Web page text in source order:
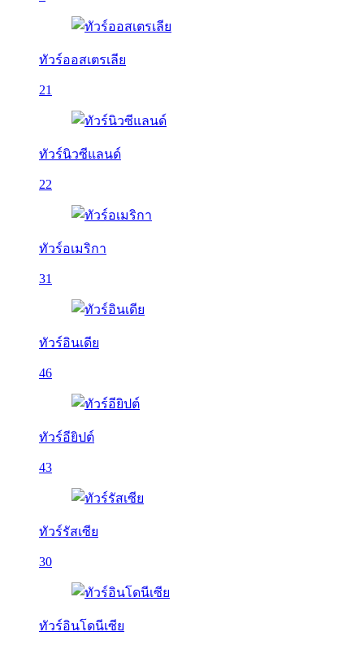
ทัวร์ออสเตรเลีย
21
ทัวร์นิวซีแลนด์
22
ทัวร์อเมริกา
31
ทัวร์อินเดีย
46
ทัวร์อียิปต์
43
ทัวร์รัสเซีย
30
ทัวร์อินโดนีเซีย